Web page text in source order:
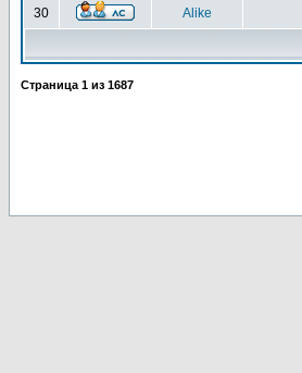
30 Alike
Страница 1 из 1687